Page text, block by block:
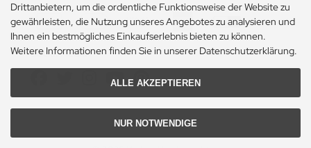
Social Media
Drittanbietern, um die ordentliche Funktionsweise der Website zu
gewährleisten, die Nutzung unseres Angebotes zu analysieren und
Ihnen ein bestmögliches Einkaufserlebnis bieten zu können.
Weitere Informationen finden Sie in unserer Datenschutzerklärung.
ALLE AKZEPTIEREN
NUR NOTWENDIGE